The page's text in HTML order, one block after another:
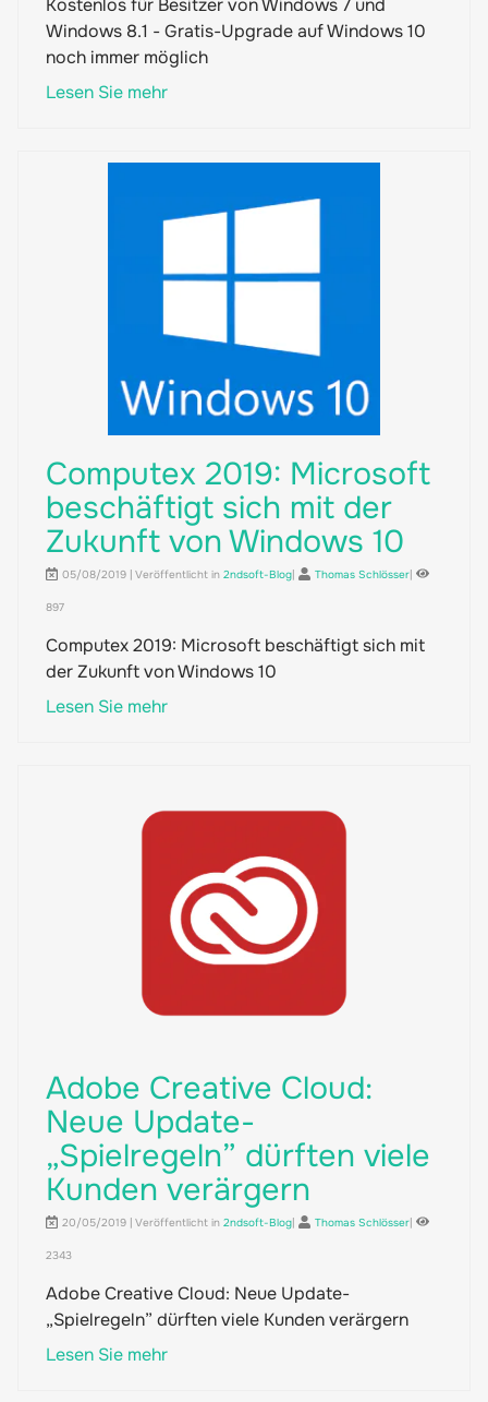
Kostenlos für Besitzer von Windows 7 und
Windows 8.1 - Gratis-Upgrade auf Windows 10
noch immer möglich
Lesen Sie mehr
Computex 2019: Microsoft
beschäftigt sich mit der
Zukunft von Windows 10
05/08/2019 | Veröffentlicht in 2ndsoft-Blog| Thomas Schlösser|
897
Computex 2019: Microsoft beschäftigt sich mit
der Zukunft von Windows 10
Lesen Sie mehr
Adobe Creative Cloud:
Neue Update-
„Spielregeln” dürften viele
Kunden verärgern
20/05/2019 | Veröffentlicht in 2ndsoft-Blog| Thomas Schlösser|
2343
Adobe Creative Cloud: Neue Update-
„Spielregeln” dürften viele Kunden verärgern
Lesen Sie mehr